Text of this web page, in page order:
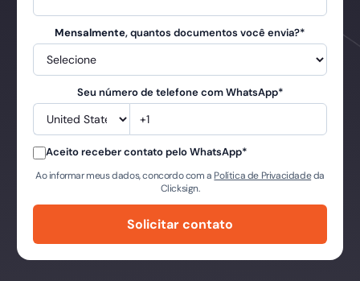
Mensalmente, quantos documentos você envia?*
Seu número de telefone com WhatsApp*
Aceito receber contato pelo WhatsApp*
Ao informar meus dados, concordo com a Política de Privacidadeda
Clicksign.